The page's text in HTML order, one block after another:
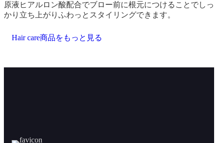
原液ヒアルロン酸配合でブロー前に根元につけることでしっ
かり立ち上がりふわっとスタイリングできます。
Hair care商品をもっと見る